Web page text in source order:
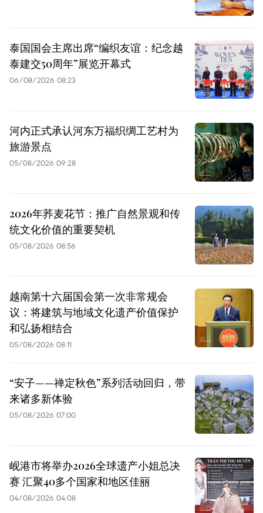
泰国国会主席出席“编织友谊：纪念越
泰建交50周年”展览开幕式
06/08/2026 08:23
河内正式承认河东万福织绸工艺村为
旅游景点
05/08/2026 09:28
2026年荞麦花节：推广自然景观和传
统文化价值的重要契机
05/08/2026 08:56
越南第十六届国会第一次非常规会
议：将建筑与地域文化遗产价值保护
和弘扬相结合
05/08/2026 08:11
“安子——禅定秋色”系列活动回归，带
来诸多新体验
05/08/2026 07:00
岘港市将举办2026全球遗产小姐总决
赛 汇聚40多个国家和地区佳丽
04/08/2026 04:08